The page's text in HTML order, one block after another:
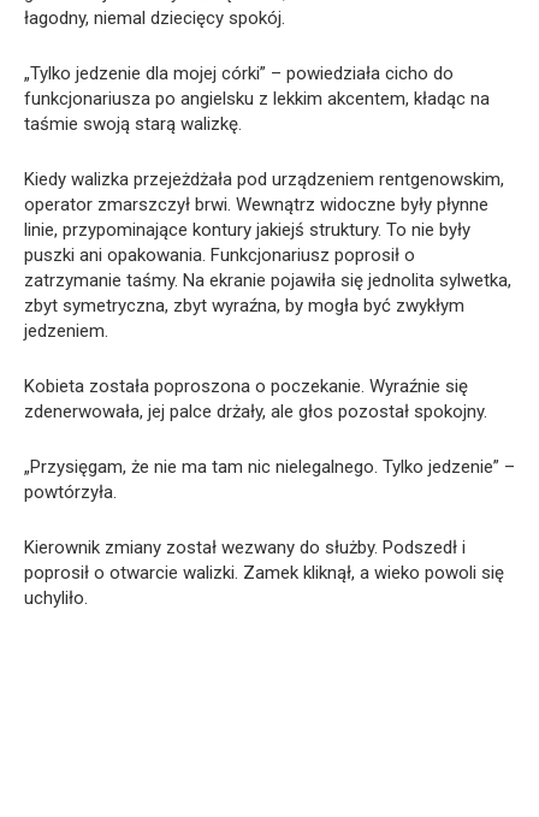
łagodny, niemal dziecięcy spokój.
„Tylko jedzenie dla mojej córki” – powiedziała cicho do
funkcjonariusza po angielsku z lekkim akcentem, kładąc na
taśmie swoją starą walizkę.
Kiedy walizka przejeżdżała pod urządzeniem rentgenowskim,
operator zmarszczył brwi. Wewnątrz widoczne były płynne
linie, przypominające kontury jakiejś struktury. To nie były
puszki ani opakowania. Funkcjonariusz poprosił o
zatrzymanie taśmy. Na ekranie pojawiła się jednolita sylwetka,
zbyt symetryczna, zbyt wyraźna, by mogła być zwykłym
jedzeniem.
Kobieta została poproszona o poczekanie. Wyraźnie się
zdenerwowała, jej palce drżały, ale głos pozostał spokojny.
„Przysięgam, że nie ma tam nic nielegalnego. Tylko jedzenie” –
powtórzyła.
Kierownik zmiany został wezwany do służby. Podszedł i
poprosił o otwarcie walizki. Zamek kliknął, a wieko powoli się
uchyliło.